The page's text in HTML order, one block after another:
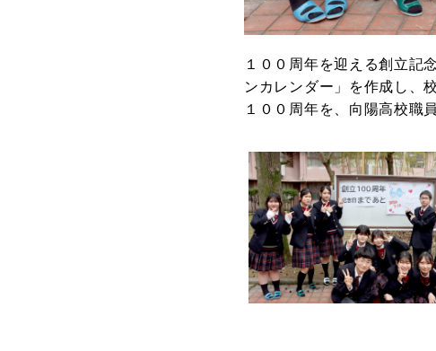
１００周年を迎える創立記
ンカレンダー」を作成し、
１００周年を、向陽高校職